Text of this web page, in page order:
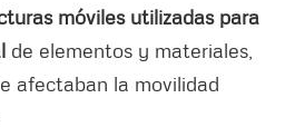
móviles utilizadas para
de elementos y materiales,
afectaban la movilidad